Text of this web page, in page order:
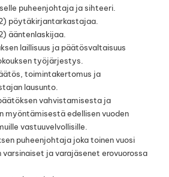
puheenjohtaja ja sihteeri.
pöytäkirjantarkastajaa.
ääntenlaskijaa.
laillisuus ja päätösvaltaisuus
työjärjestys.
toimintakertomus ja
lausunto.
vahvistamisesta ja
myöntämisestä edellisen vuoden
vastuuvelvollisille.
puheenjohtaja joka toinen vuosi
varsinaiset ja varajäsenet erovuorossa